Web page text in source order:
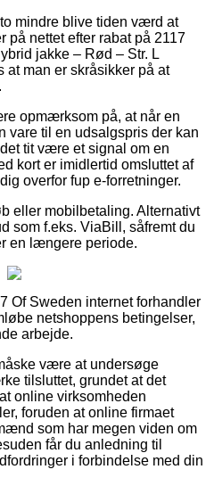
mindre blive tiden værd at
på nettet efter rabat på 2117
jakke – Rød – Str. L
at man er skråsikker på at
opmærksom på, at når en
til en udsalgspris der kan
tit være et signal om en
kort er imidlertid omsluttet af
overfor fup e-forretninger.
eller mobilbetaling. Alternativt
som f.eks. ViaBill, såfremt du
en længere periode.
Of Sweden internet forhandler
netshoppens betingelser,
arbejde.
være at undersøge
tilsluttet, grundet at det
online virksomheden
foruden at online firmaet
som har megen viden om
får du anledning til
i forbindelse med din